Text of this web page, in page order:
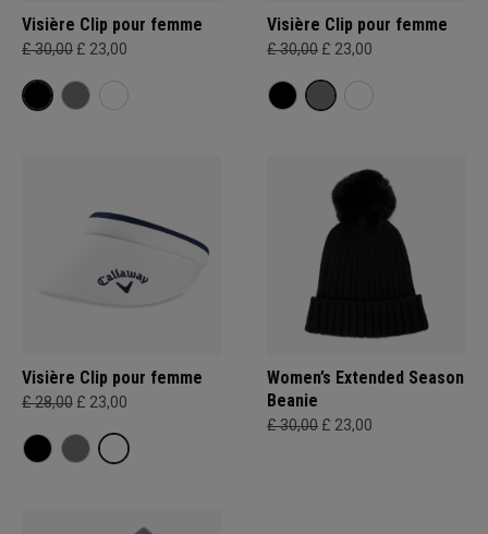
Visière Clip pour femme
£ 30,00 £ 23,00
Visière Clip pour femme
£ 30,00 £ 23,00
Visière Clip pour femme
£ 28,00 £ 23,00
Women’s Extended Season
Beanie
£ 30,00 £ 23,00